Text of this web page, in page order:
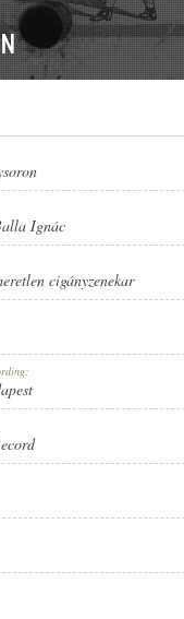
Ignác
cigányzenekar